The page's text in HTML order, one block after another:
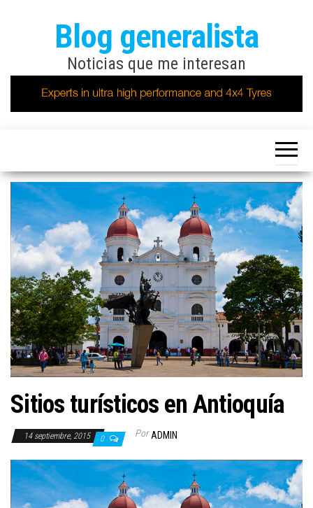
Blog generalista
Noticias que me interesan
Sitios turísticos en Antioquía
14 septiembre, 2015 0 Por ADMIN